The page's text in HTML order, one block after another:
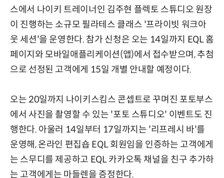
스에서 나이키 트레이너인 김주현 플렉토 스튜디오 원장
이 진행하는 소규모 필라테스 클래스 '프라이빗 워크아
웃 세션'을 운영한다. 참가 신청은 오는 14일까지 EQL 홈
페이지와 모바일애플리케이션(앱)에서 접수받으며, 추첨
으로 선정된 고객에게 15일 개별 안내할 예정이다.
오는 20일까지 나이키스킴스 콘셉트로 꾸며진 포토부스
에서 사진을 촬영할 수 있는 '포토 스튜디오' 이벤트도 진
행한다. 아울러 14일부터 17일까지는 '리프레시 바'를
운영해, 온라인 편집숍 EQL 회원임을 인증하는 고객에게
는 스무디를 제공하고 EQL 카카오톡 채널을 친구 추가하
는 고객에게는 마들렌을 증정한다.